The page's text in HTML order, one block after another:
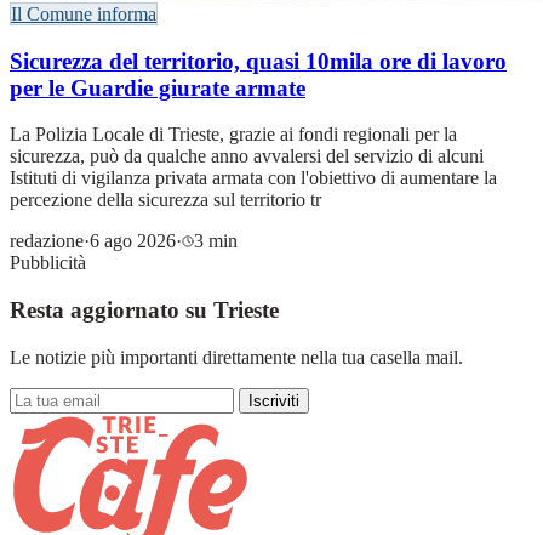
Il Comune informa
Sicurezza del territorio, quasi 10mila ore di lavoro
per le Guardie giurate armate
La Polizia Locale di Trieste, grazie ai fondi regionali per la
sicurezza, può da qualche anno avvalersi del servizio di alcuni
Istituti di vigilanza privata armata con l'obiettivo di aumentare la
percezione della sicurezza sul territorio tr
redazione·6 ago 2026·
3 min
Pubblicità
Resta aggiornato su Trieste
Le notizie più importanti direttamente nella tua casella mail.
Iscriviti